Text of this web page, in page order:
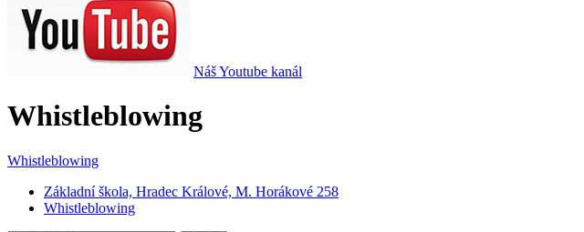
Náš Youtube kanál
Whistleblowing
Whistleblowing
Základní škola, Hradec Králové, M. Horákové 258
Whistleblowing